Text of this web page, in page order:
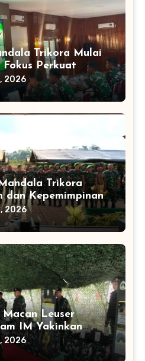
Trikora Mulai
Fokus Perkuat
2026
Trikora
dan Kepemimpinan
Yon TP
2026
Leuser
IM Yakinkan
Tugas di
2026